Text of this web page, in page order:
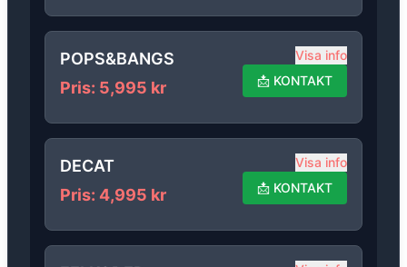
POPS&BANGS
Pris: 5,995 kr
Visa info
📩 KONTAKT
DECAT
Pris: 4,995 kr
Visa info
📩 KONTAKT